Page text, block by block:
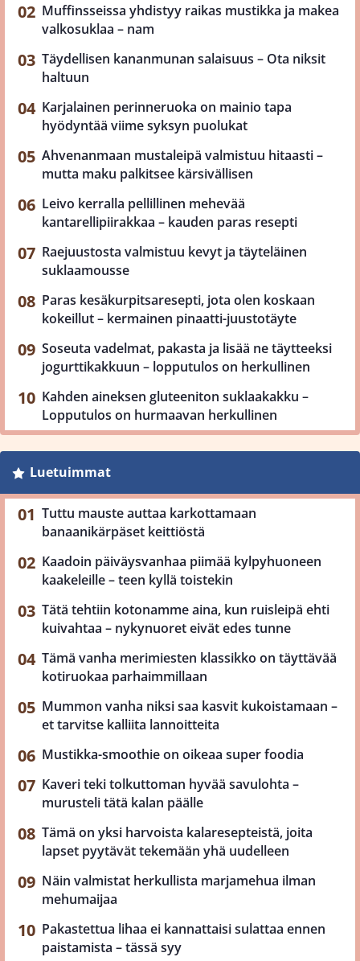
Muffinsseissa yhdistyy raikas mustikka ja makea
valkosuklaa – nam
Täydellisen kananmunan salaisuus – Ota niksit
haltuun
Karjalainen perinneruoka on mainio tapa
hyödyntää viime syksyn puolukat
Ahvenanmaan mustaleipä valmistuu hitaasti –
mutta maku palkitsee kärsivällisen
Leivo kerralla pellillinen mehevää
kantarellipiirakkaa – kauden paras resepti
Raejuustosta valmistuu kevyt ja täyteläinen
suklaamousse
Paras kesäkurpitsaresepti, jota olen koskaan
kokeillut – kermainen pinaatti-juustotäyte
Soseuta vadelmat, pakasta ja lisää ne täytteeksi
jogurttikakkuun – lopputulos on herkullinen
Kahden aineksen gluteeniton suklaakakku –
Lopputulos on hurmaavan herkullinen
Luetuimmat
Tuttu mauste auttaa karkottamaan
banaanikärpäset keittiöstä
Kaadoin päiväysvanhaa piimää kylpyhuoneen
kaakeleille – teen kyllä toistekin
Tätä tehtiin kotonamme aina, kun ruisleipä ehti
kuivahtaa – nykynuoret eivät edes tunne
Tämä vanha merimiesten klassikko on täyttävää
kotiruokaa parhaimmillaan
Mummon vanha niksi saa kasvit kukoistamaan –
et tarvitse kalliita lannoitteita
Mustikka-smoothie on oikeaa super foodia
Kaveri teki tolkuttoman hyvää savulohta –
murusteli tätä kalan päälle
Tämä on yksi harvoista kalaresepteistä, joita
lapset pyytävät tekemään yhä uudelleen
Näin valmistat herkullista marjamehua ilman
mehumaijaa
Pakastettua lihaa ei kannattaisi sulattaa ennen
paistamista – tässä syy